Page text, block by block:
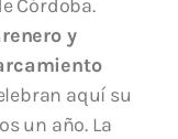
Córdoba.
y
aquí su
un año. La